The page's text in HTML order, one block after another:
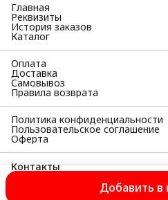
Добавить в
Главная
Реквизиты
История заказов
Каталог
Оплата
Доставка
Самовывоз
Правила возврата
Политика конфиденциальности
Пользовательское соглашение
Оферта
Контакты
398055, Липецкая область, г